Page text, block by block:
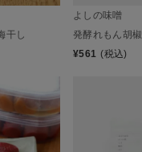
干し
よしの味噌
発酵れもん胡椒
¥561 (税込)